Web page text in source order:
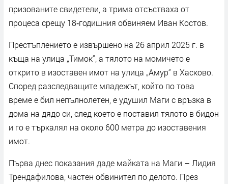
призованитесвидетели , а трима отсъстваха от
процеса срещу 18‑годишния обвиняем Иван Костов.
Престъплението е извършено на 26 април 2025 г. в
къща на улица „Тимок“, а тялото на момичето е
открито в изоставен имот на улица „Амур“ в Хасково.
Според разследващите младежът, който по това
време е бил непълнолетен, е удушил Маги с връзка в
дома на дядо си, след което е поставил тялото в бидон
и го е търкалял на около 600 метра до изоставения
имот.
Първа днес показания даде майката на Маги – Лидия
Трендафилова, частен обвинител по делото. През